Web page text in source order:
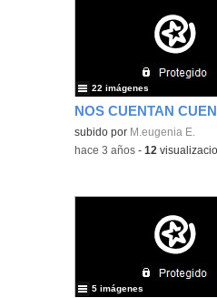
NOS CUENTAN
Contenido educativo.
subido por M.eugenia E.
22 imágenes
-hace 3 años -12
5 imágenes